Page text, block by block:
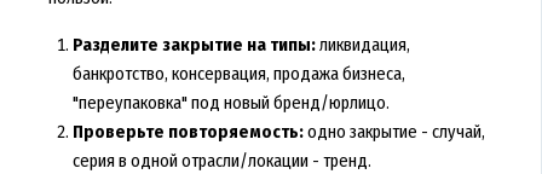
Разделите закрытие на типы:ликвидация,
банкротство, консервация, продажа бизнеса,
"переупаковка" под новый бренд/юрлицо.
Проверьте повторяемость:одно закрытие - случай,
серия в одной отрасли/локации - тренд.